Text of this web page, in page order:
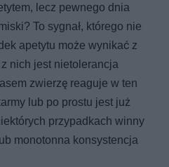
lecz pewnego dnia
To sygnał, którego nie
apetytu może wynikać z
nich jest nietolerancja
zwierzę reaguje w ten
lub po prostu jest już
przypadkach winny
monotonna konsystencja